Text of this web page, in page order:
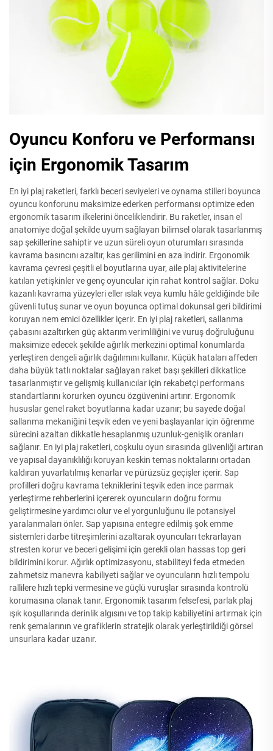
Oyuncu Konforu ve Performansı
için Ergonomik Tasarım
En iyi plaj raketleri, farklı beceri seviyeleri ve oynama stilleri boyunca
oyuncu konforunu maksimize ederken performansı optimize eden
ergonomik tasarım ilkelerini önceliklendirir. Bu raketler, insan el
anatomiye doğal şekilde uyum sağlayan bilimsel olarak tasarlanmış
sap şekillerine sahiptir ve uzun süreli oyun oturumları sırasında
kavrama basıncını azaltır, kas gerilimini en aza indirir. Ergonomik
kavrama çevresi çeşitli el boyutlarına uyar, aile plaj aktivitelerine
katılan yetişkinler ve genç oyuncular için rahat kontrol sağlar. Doku
kazanlı kavrama yüzeyleri eller ıslak veya kumlu hâle geldiğinde bile
güvenli tutuş sunar ve oyun boyunca optimal dokunsal geri bildirimi
koruyan nem emici özellikler içerir. En iyi plaj raketleri, sallanma
çabasını azaltırken güç aktarım verimliliğini ve vuruş doğruluğunu
maksimize edecek şekilde ağırlık merkezini optimal konumlarda
yerleştiren dengeli ağırlık dağılımını kullanır. Küçük hataları affeden
daha büyük tatlı noktalar sağlayan raket başı şekilleri dikkatlice
tasarlanmıştır ve gelişmiş kullanıcılar için rekabetçi performans
standartlarını korurken oyuncu özgüvenini artırır. Ergonomik
hususlar genel raket boyutlarına kadar uzanır; bu sayede doğal
sallanma mekaniğini teşvik eden ve yeni başlayanlar için öğrenme
sürecini azaltan dikkatle hesaplanmış uzunluk-genişlik oranları
sağlanır. En iyi plaj raketleri, coşkulu oyun sırasında güvenliği artıran
ve yapısal dayanıklılığı koruyan keskin temas noktalarını ortadan
kaldıran yuvarlatılmış kenarlar ve pürüzsüz geçişler içerir. Sap
profilleri doğru kavrama tekniklerini teşvik eden ince parmak
yerleştirme rehberlerini içererek oyuncuların doğru formu
geliştirmesine yardımcı olur ve el yorgunluğunu ile potansiyel
yaralanmaları önler. Sap yapısına entegre edilmiş şok emme
sistemleri darbe titreşimlerini azaltarak oyuncuları tekrarlayan
stresten korur ve beceri gelişimi için gerekli olan hassas top geri
bildirimini korur. Ağırlık optimizasyonu, stabiliteyi feda etmeden
zahmetsiz manevra kabiliyeti sağlar ve oyuncuların hızlı tempolu
rallilere hızlı tepki vermesine ve güçlü vuruşlar sırasında kontrolü
korumasına olanak tanır. Ergonomik tasarım felsefesi, parlak plaj
ışık koşullarında derinlik algısını ve top takip kabiliyetini artırmak için
renk şemalarının ve grafiklerin stratejik olarak yerleştirildiği görsel
unsurlara kadar uzanır.